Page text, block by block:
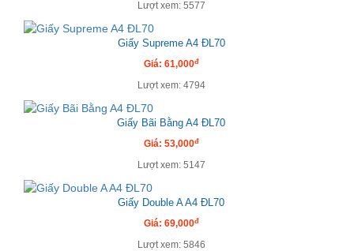
Lượt xem: 5577
Giấy Supreme A4 ĐL70
Giá: 61,000đ
Lượt xem: 4794
Giấy Bãi Bằng A4 ĐL70
Giá: 53,000đ
Lượt xem: 5147
Giấy Double A A4 ĐL70
Giá: 69,000đ
Lượt xem: 5846